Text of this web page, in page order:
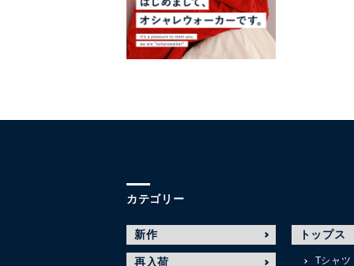
カテゴリー
新作
再入荷
トップス
Tシャツ